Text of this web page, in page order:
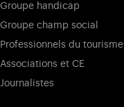
Groupe handicap
Groupe champ social
Professionnels du tourisme
Associations et CE
Journalistes